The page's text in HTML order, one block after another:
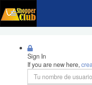
Sign In
If you are new here,